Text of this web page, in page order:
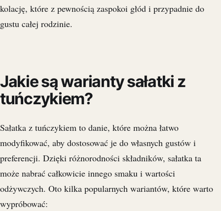
kolację, które z pewnością zaspokoi głód i przypadnie do
gustu całej rodzinie.
Jakie są warianty sałatki z
tuńczykiem?
Sałatka z tuńczykiem to danie, które można łatwo
modyfikować, aby dostosować je do własnych gustów i
preferencji. Dzięki różnorodności składników, sałatka ta
może nabrać całkowicie innego smaku i wartości
odżywczych. Oto kilka popularnych wariantów, które warto
wypróbować: